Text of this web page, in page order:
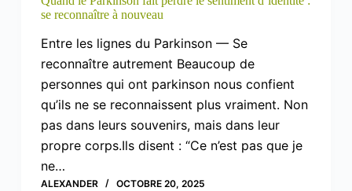
se reconnaître à nouveau
Entre les lignes du Parkinson — Se
reconnaître autrement Beaucoup de
personnes qui ont parkinson nous confient
qu’ils ne se reconnaissent plus vraiment. Non
pas dans leurs souvenirs, mais dans leur
propre corps.Ils disent : “Ce n’est pas que je
ne…
ALEXANDER OCTOBRE 20, 2025